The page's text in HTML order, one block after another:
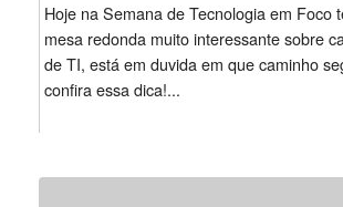
Hoje na Semana de Tecnologia em Foco
mesa redonda muito interessante sobre
de TI, está em duvida em que caminho
confira essa dica!...